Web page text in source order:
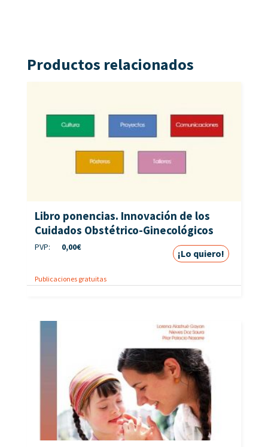
Productos relacionados
Libro ponencias. Innovación de los
Cuidados Obstétrico-Ginecológicos
PVP: 0,00€
¡Lo quiero!
Publicaciones gratuitas